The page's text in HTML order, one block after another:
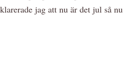
jag att nu är det jul så nu